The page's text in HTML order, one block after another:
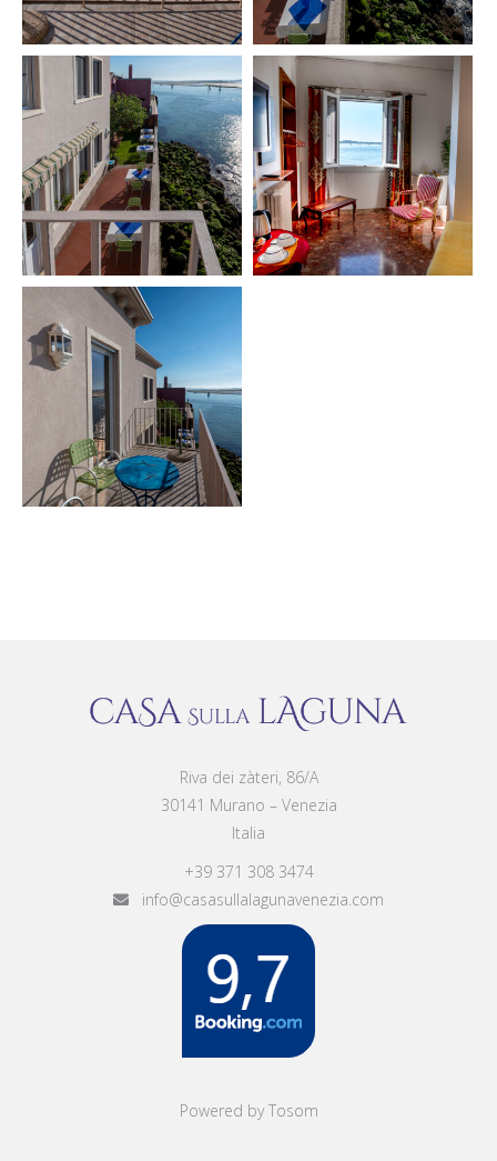
Riva dei zàteri, 86/A
30141 Murano – Venezia
Italia
+39 371 308 3474
info@casasullalagunavenezia.com
Powered by Tosom